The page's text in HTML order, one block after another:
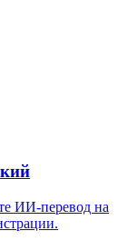
ИИ-перевод на